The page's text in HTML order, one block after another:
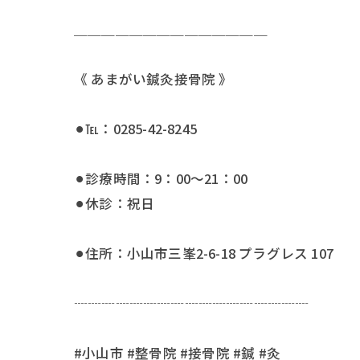
《 あまがい鍼灸接骨院 》
⚫︎℡：0285-42-8245
⚫︎診療時間：9：00〜21：00
⚫︎休診：祝日
⚫︎住所：小山市三峯2-6-18 プラグレス 107
┈┈┈┈┈┈┈┈┈┈┈┈┈┈┈┈┈
#小山市 #整骨院 #接骨院 #鍼 #灸